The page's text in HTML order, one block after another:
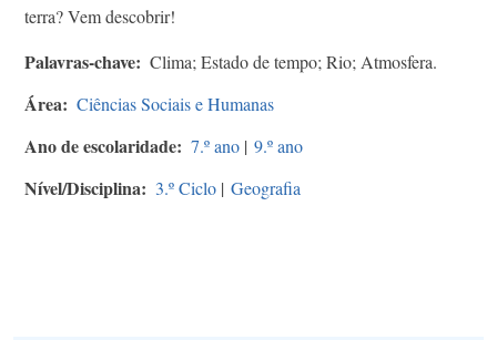
terra? Vem descobrir!
Palavras-chave Clima; Estado de tempo; Rio; Atmosfera.
Área Ciências Sociais e Humanas
Ano de escolaridade 7.º ano | 9.º ano
Nível/Disciplina 3.º Ciclo | Geografia